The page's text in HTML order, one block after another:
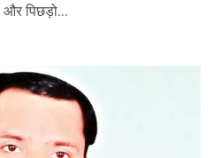
पिछड़ो...